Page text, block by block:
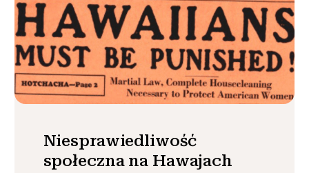
Niesprawiedliwość
społeczna na Hawajach